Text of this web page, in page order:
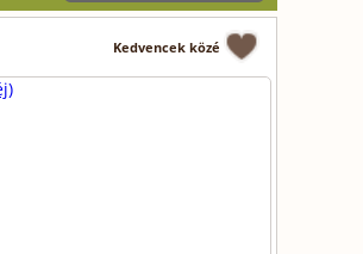
Kedvencek közé